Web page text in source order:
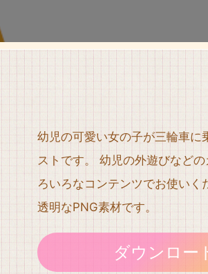
幼児の可愛い女の子が三輪車に
ストです。 幼児の外遊びなど
ろいろなコンテンツでお使いく
透明なPNG素材です。
ダウンロー